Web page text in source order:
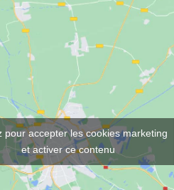
pour accepter les cookies marketing
et activer ce contenu